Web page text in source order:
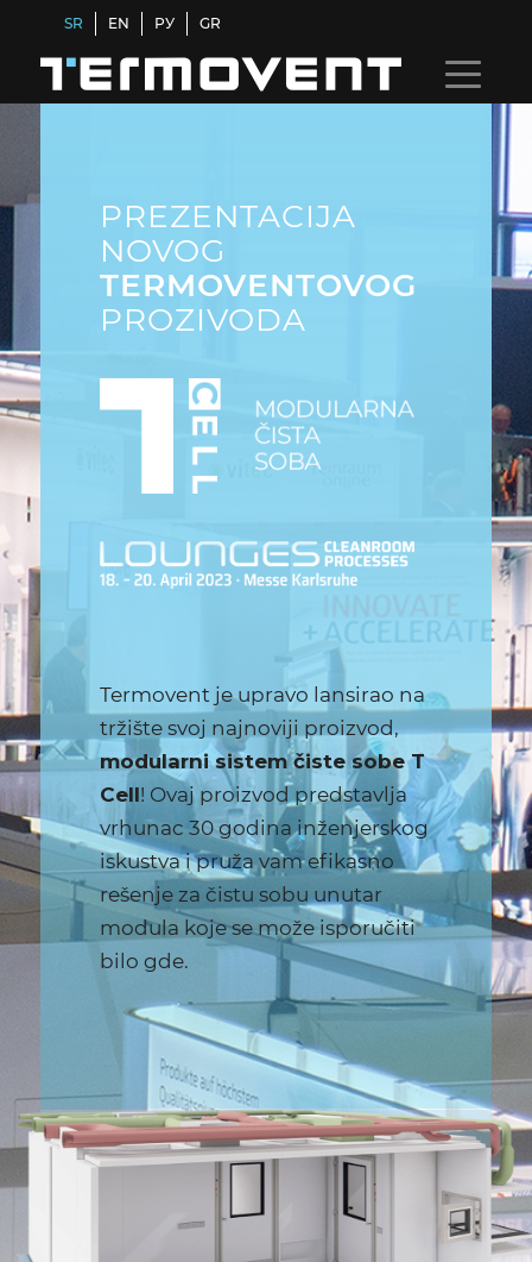
SR EN РУ GR
PREZENTACIJA
NOVOG
TERMOVENTOVOG
PROZIVODA
Termoventje upravo lansirao na
tržište svoj najnoviji proizvod,
modularni sistem čiste sobe T
Cell! Ovaj proizvod predstavlja
vrhunac 30 godina inženjerskog
iskustva i pruža vam efikasno
rešenje za čistu sobu unutar
modula koje se može isporučiti
bilo gde.